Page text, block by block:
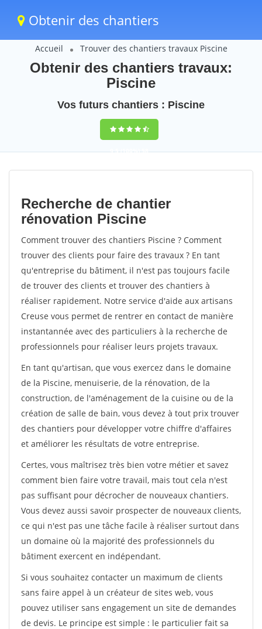
Obtenir des chantiers
Accueil Trouver des chantiers travaux Piscine
Obtenir des chantiers travaux:
Piscine
Vos futurs chantiers : Piscine
9,5(100%)58
votes
Recherche de chantier
rénovation Piscine
Comment trouver des chantiers Piscine ? Comment
trouver des clients pour faire des travaux ? En tant
qu'entreprise du bâtiment, il n'est pas toujours facile
de trouver des clients et trouver des chantiers à
réaliser rapidement. Notre service d'aide aux artisans
Creuse vous permet de rentrer en contact de manière
instantannée avec des particuliers à la recherche de
professionnels pour réaliser leurs projets travaux.
En tant qu'artisan, que vous exercez dans le domaine
de la Piscine, menuiserie, de la rénovation, de la
construction, de l'aménagement de la cuisine ou de la
création de salle de bain, vous devez à tout prix trouver
des chantiers pour développer votre chiffre d'affaires
et améliorer les résultats de votre entreprise.
Certes, vous maîtrisez très bien votre métier et savez
comment bien faire votre travail, mais tout cela n'est
pas suffisant pour décrocher de nouveaux chantiers.
Vous devez aussi savoir prospecter de nouveaux clients,
ce qui n'est pas une tâche facile à réaliser surtout dans
un domaine où la majorité des professionnels du
bâtiment exercent en indépendant.
Si vous souhaitez contacter un maximum de clients
sans faire appel à un créateur de sites web, vous
pouvez utiliser sans engagement un site de demandes
de devis. Le principe est simple : le particulier fait sa